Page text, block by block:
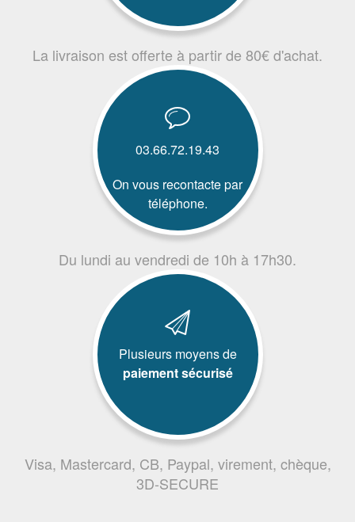
La livraison est offerte à partir de 80€ d'achat.
03.66.72.19.43
On vous recontacte par
téléphone.
Du lundi au vendredi de 10h à 17h30.
Plusieurs moyens de
paiement sécurisé
Visa, Mastercard, CB, Paypal, virement, chèque,
3D-SECURE